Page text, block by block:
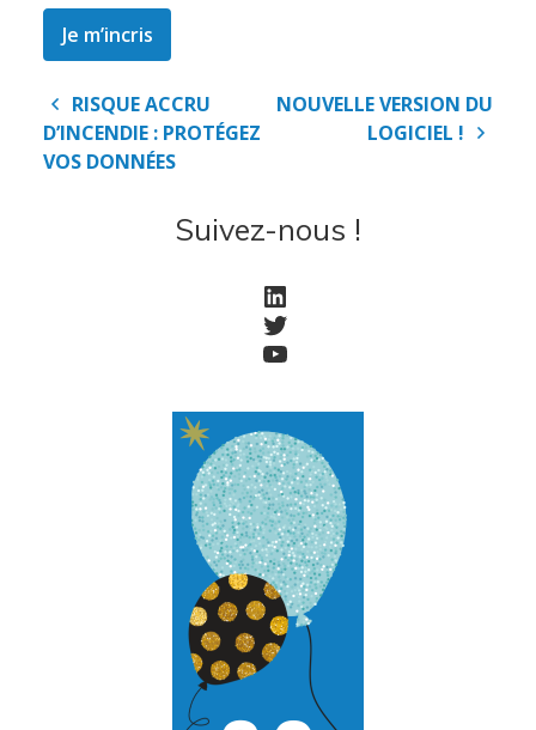
Je m’incris
Navigation
de
l’article
RISQUE ACCRU
D’INCENDIE : PROTÉGEZ
VOS DONNÉES
NOUVELLE VERSION DU
LOGICIEL !
Suivez-nous !
LinkedIn
Twitter
YouTube
Notre équipe
Nos partenaires
Notre démarche RSE
Services
Audit et conseil
Support Technique
Formation
Migration